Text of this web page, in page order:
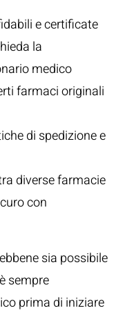
e certificate
la
medico
farmaci originali
di spedizione e
diverse farmacie
con
sia possibile
sempre
prima di iniziare